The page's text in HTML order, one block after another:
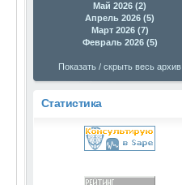
Май 2026 (2)
Апрель 2026 (5)
Март 2026 (7)
Февраль 2026 (5)
Показать / скрыть весь архив
Статистика